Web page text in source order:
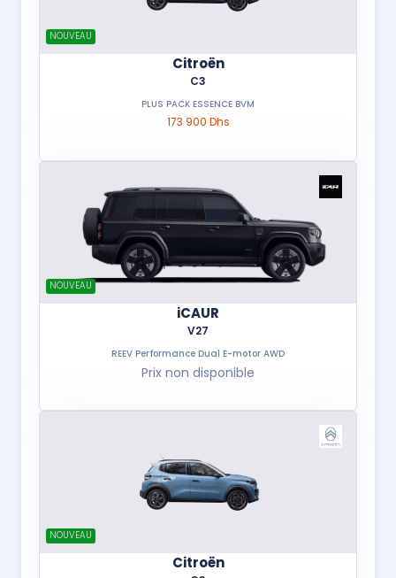
NOUVEAU
Citroën
C3
PLUS PACK ESSENCE BVM
173 900 Dhs
NOUVEAU
iCAUR
V27
REEV Performance Dual E-motor AWD
Prix non disponible
NOUVEAU
Citroën